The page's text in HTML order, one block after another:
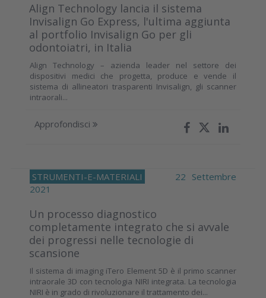
Align Technology lancia il sistema
Invisalign Go Express, l'ultima aggiunta
al portfolio Invisalign Go per gli
odontoiatri, in Italia
Align Technology – azienda leader nel settore dei
dispositivi medici che progetta, produce e vende il
sistema di allineatori trasparenti Invisalign, gli scanner
intraorali...
Approfondisci
STRUMENTI-E-MATERIALI
22 Settembre
2021
Un processo diagnostico
completamente integrato che si avvale
dei progressi nelle tecnologie di
scansione
Il sistema di imaging iTero Element 5D è il primo scanner
intraorale 3D con tecnologia NIRI integrata. La tecnologia
NIRI è in grado di rivoluzionare il trattamento dei...